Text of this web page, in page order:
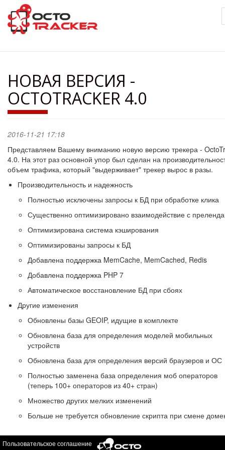
Перейти
основному
содержанию
НОВАЯ ВЕРСИЯ -
OCTOTRACKER 4.0
2016-11-21 17:18
Представляем Вашему вниманию новую версию трекера -
4.0. На этот раз основной упор был сделан на
объем трафика, который "выдерживает" трекер вырос в разы.
Производительность и надежность
Полностью исключены запросы к БД при обработке клика
Существенно оптимизировано взаимодействие с
Оптимизирована система кэширования
Оптимизированы запросы к БД
Добавлена поддержка MemCache, MemCached, Redis
Добавлена поддержка PHP 7
Автоматическое восстановление БД при сбоях
Другие изменения
Обновлены базы GEOIP, идущие в комплекте
Обновлена база для определения моделей мобильных
устройств
Обновлена база для определения версий браузеров и ОС
Полностью заменена база определения моб операторов
(теперь 100+ операторов из 40+ стран)
Множество других мелких изменений
Больше не требуется обновление скрипта при смене
Пользовательское соглашение